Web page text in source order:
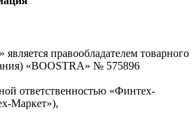
правообладателем товарного
«BOOSTRA» № 575896
ответственностью «Финтех-
Маркет»),